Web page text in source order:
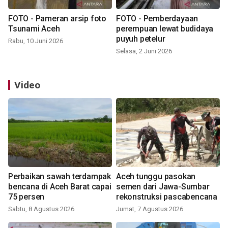
FOTO - Pameran arsip foto
Tsunami Aceh
Rabu, 10 Juni 2026
FOTO - Pemberdayaan
perempuan lewat budidaya
puyuh petelur
Selasa, 2 Juni 2026
Video
Perbaikan sawah terdampak
bencana di Aceh Barat capai
75 persen
Sabtu, 8 Agustus 2026
Aceh tunggu pasokan
semen dari Jawa-Sumbar
rekonstruksi pascabencana
Jumat, 7 Agustus 2026